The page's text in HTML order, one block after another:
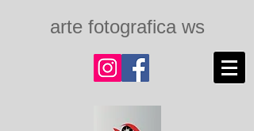
arte fotografica ws